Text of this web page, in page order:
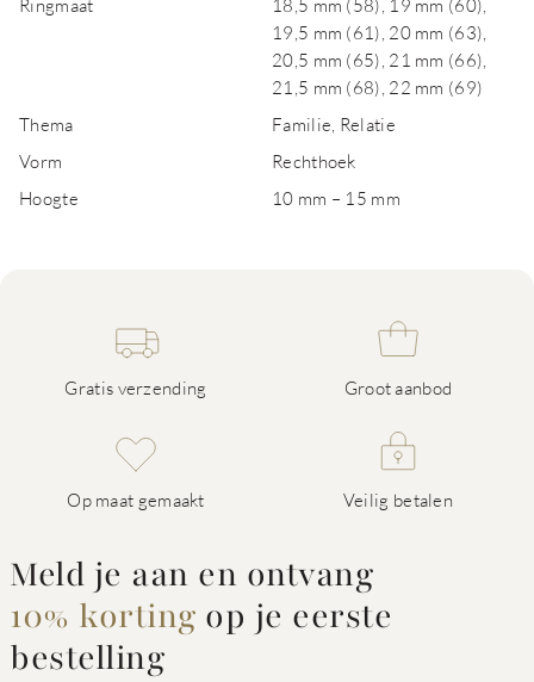
Ringmaat
18,5 mm (58), 19 mm (60),
19,5 mm (61), 20 mm (63),
20,5 mm (65), 21 mm (66),
21,5 mm (68), 22 mm (69)
Thema
Familie, Relatie
Vorm
Rechthoek
Hoogte
10 mm – 15 mm
Gratis verzending Groot aanbod
Op maat gemaakt Veilig betalen
Meld je aan en ontvang
10% korting op je eerste
bestelling